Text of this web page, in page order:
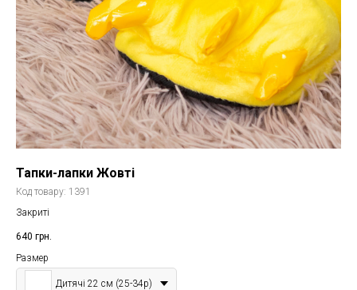
Тапки-лапки Жовті
Код товару: 1391
Закриті
640 грн.
Размер
Дитячі 22 см (25-34р)